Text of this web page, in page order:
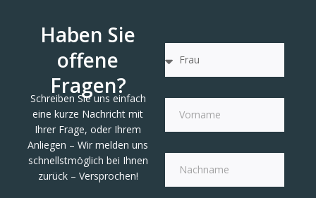
Haben Sie
offene
Fragen?
Schreiben Sie uns einfach
eine kurze Nachricht mit
Ihrer Frage, oder Ihrem
Anliegen – Wir melden uns
schnellstmöglich bei Ihnen
zurück – Versprochen!